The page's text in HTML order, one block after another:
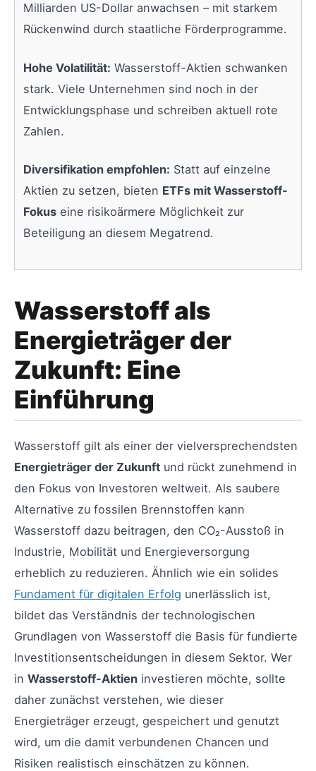
Milliarden US-Dollar anwachsen – mit starkem
Rückenwind durch staatliche Förderprogramme.
Hohe Volatilität: Wasserstoff-Aktien schwanken
stark. Viele Unternehmen sind noch in der
Entwicklungsphase und schreiben aktuell rote
Zahlen.
Diversifikation empfohlen: Statt auf einzelne
Aktien zu setzen, bieten ETFs mit Wasserstoff-
Fokus eine risikoärmere Möglichkeit zur
Beteiligung an diesem Megatrend.
Wasserstoff als
Energieträger der
Zukunft: Eine
Einführung
Wasserstoff gilt als einer der vielversprechendsten
Energieträger der Zukunft und rückt zunehmend in
den Fokus von Investoren weltweit. Als saubere
Alternative zu fossilen Brennstoffen kann
Wasserstoff dazu beitragen, den CO₂-Ausstoß in
Industrie, Mobilität und Energieversorgung
erheblich zu reduzieren. Ähnlich wie ein solides
Fundament für digitalen Erfolg unerlässlich ist,
bildet das Verständnis der technologischen
Grundlagen von Wasserstoff die Basis für fundierte
Investitionsentscheidungen in diesem Sektor. Wer
in Wasserstoff-Aktien investieren möchte, sollte
daher zunächst verstehen, wie dieser
Energieträger erzeugt, gespeichert und genutzt
wird, um die damit verbundenen Chancen und
Risiken realistisch einschätzen zu können.